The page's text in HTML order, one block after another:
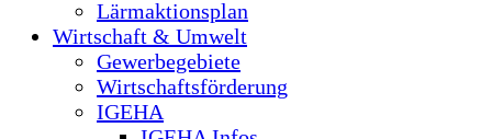
Lärmaktionsplan
Wirtschaft & Umwelt
Gewerbegebiete
Wirtschaftsförderung
IGEHA